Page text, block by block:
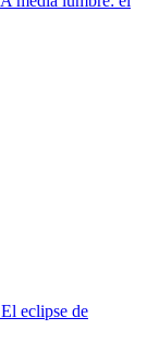
El eclipse de